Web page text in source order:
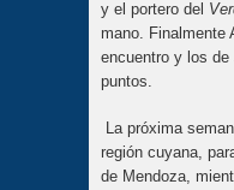
y el portero del
mano. Finalmente
encuentro y los de
puntos.
La próxima
región cuyana,
de Mendoza,